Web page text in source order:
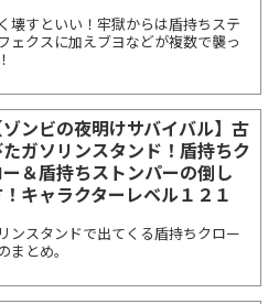
壊すといい！牢獄からは盾持ちステ
ェクスに加えブヨなどが複数で襲っ
ゾンビの夜明けサバイバル】古
ガソリンスタンド！盾持ちク
ー＆盾持ちストンパーの倒し
キャラクターレベル１２１
ンスタンドで出てくる盾持ちクロー
とめ。